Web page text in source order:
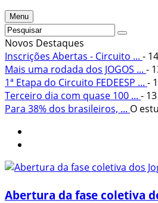
Menu
Novos Destaques
Inscrições Abertas - Circuito ... -
Mais uma rodada dos JOGOS ... -
1ª Etapa do Circuito FEDEESP ... -
Terceiro dia com quase 100 ... -
Para 38% dos brasileiros, ... O
Abertura da fase coletiva